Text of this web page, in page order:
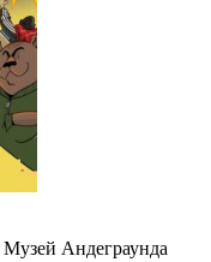
Музей Андеграунда